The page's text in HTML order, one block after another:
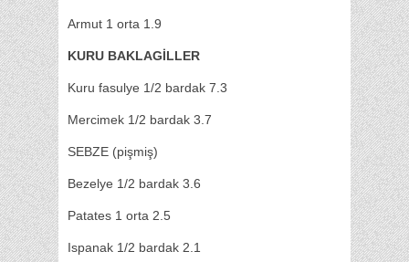
Armut 1 orta 1.9
KURU BAKLAGİLLER
Kuru fasulye 1/2 bardak 7.3
Mercimek 1/2 bardak 3.7
SEBZE (pişmiş)
Bezelye 1/2 bardak 3.6
Patates 1 orta 2.5
Ispanak 1/2 bardak 2.1